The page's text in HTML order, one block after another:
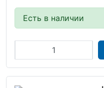
Есть в наличии